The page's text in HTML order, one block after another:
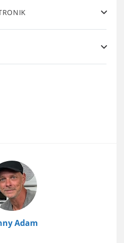
Adam